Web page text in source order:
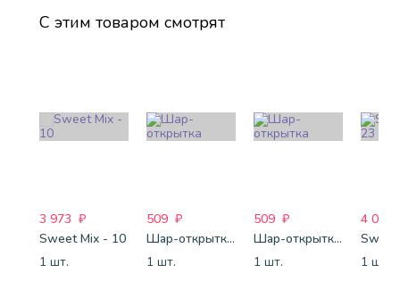
С этим товаром смотрят
3 973 ₽
Sweet Mix - 10
1 шт.
509 ₽
Шар-открытка "Звезда" (45 см) - 1
1 шт.
509 ₽
Шар-открытка "Сердце" (45 см) - 2
1 шт.
4 088
1 шт.